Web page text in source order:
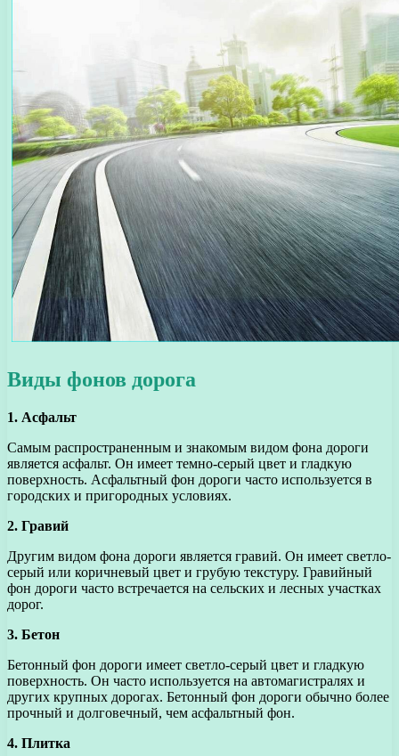
Виды фонов дорога
1. Асфальт
Самым распространенным и знакомым видом фона дороги
является асфальт. Он имеет темно-серый цвет и гладкую
поверхность. Асфальтный фон дороги часто используется в
городских и пригородных условиях.
2. Гравий
Другим видом фона дороги является гравий. Он имеет светло-
серый или коричневый цвет и грубую текстуру. Гравийный
фон дороги часто встречается на сельских и лесных участках
дорог.
3. Бетон
Бетонный фон дороги имеет светло-серый цвет и гладкую
поверхность. Он часто используется на автомагистралях и
других крупных дорогах. Бетонный фон дороги обычно более
прочный и долговечный, чем асфальтный фон.
4. Плитка